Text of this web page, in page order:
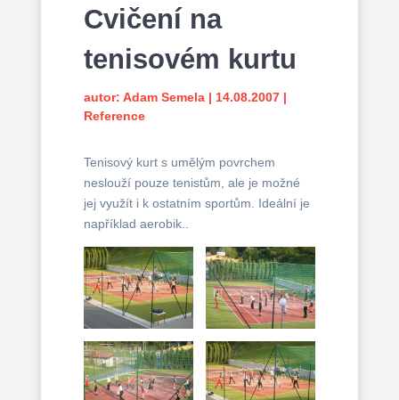
Cvičení na
tenisovém kurtu
autor: Adam Semela| 14.08.2007|
Reference
Tenisový kurt s umělým povrchem
neslouží pouze tenistům, ale je možné
jej využít i k ostatním sportům. Ideální je
například aerobik..